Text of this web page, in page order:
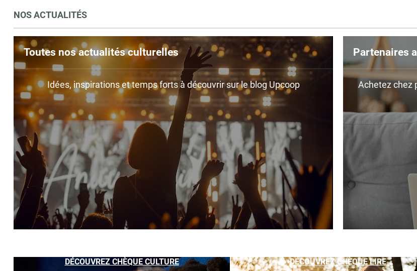
NOS ACTUALITÉS
Toutes nos actualités culturelles
Idées, inspirations et temps forts à découvrir sur le blog Upcoop
Partenaires
Achetez chez
DÉCOUVREZ CHÈQUE CULTURE DÉCOUVREZ CHÈQUE LIRE